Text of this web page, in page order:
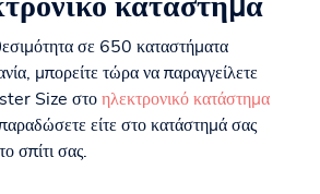
σε 650 καταστήματα
μπορείτε τώρα να παραγγείλετε
Size στοηλεκτρονικό κατάστημα
είτε στο κατάστημά σας
σπίτι σας.